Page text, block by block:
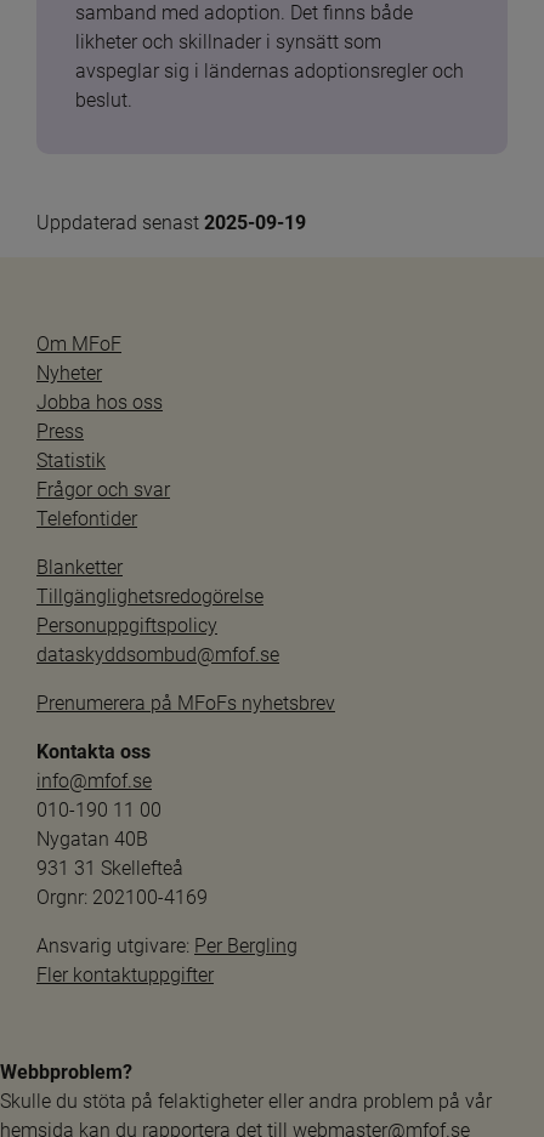
samband med adoption. Det finns både
likheter och skillnader i synsätt som
avspeglar sig i ländernas adoptionsregler och
beslut.
Uppdaterad senast 2025-09-19
Om MFoF
Nyheter
Jobba hos oss
Press
Statistik
Frågor och svar
Telefontider
Blanketter
Tillgänglighetsredogörelse
Personuppgiftspolicy
dataskyddsombud@mfof.se
Prenumerera på MFoFs nyhetsbrev
Kontakta oss
info@mfof.se
010-190 11 00
Nygatan 40B
931 31 Skellefteå
Orgnr: 202100-4169
Ansvarig utgivare: Per Bergling
Fler kontaktuppgifter
Webbproblem?
Skulle du stöta på felaktigheter eller andra problem på vår
hemsida kan du rapportera det till webmaster@mfof.se